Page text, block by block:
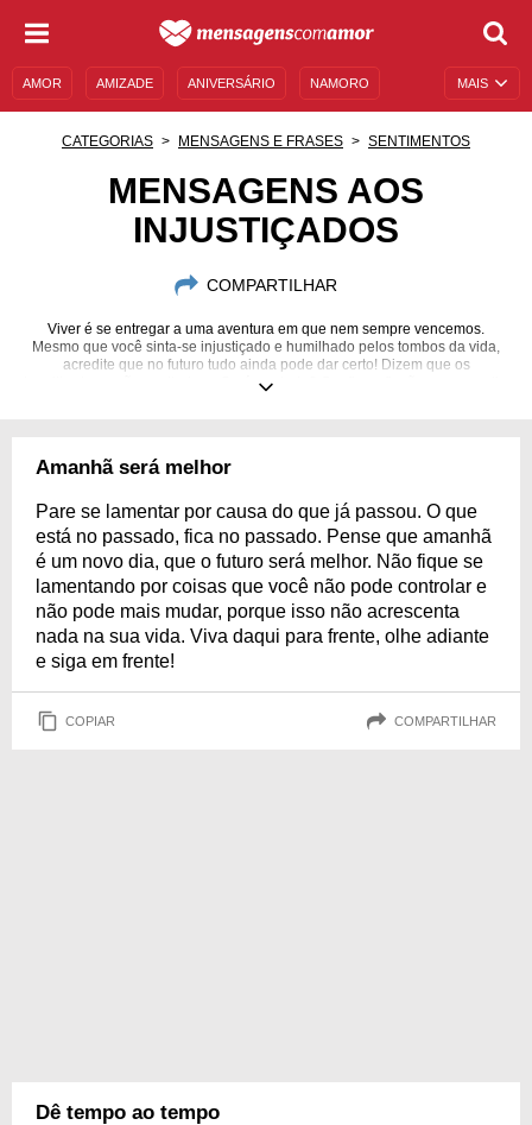
MAIS
AMOR AMIZADE ANIVERSÁRIO NAMORO
MENSAGENS E FRASES MENSAGENS DE ANIVERSÁRIO
CATEGORIAS MENSAGENS E FRASES SENTIMENTOS
MENSAGENS AOS
INJUSTIÇADOS
COMPARTILHAR
Viver é se entregar a uma aventura em que nem sempre vencemos.
Mesmo que você sinta-se injustiçado e humilhado pelos tombos da vida,
acredite que no futuro tudo ainda pode dar certo! Dizem que os
humilhados serão exaltados... Será verdade? Confira reflexões para sentir-
Amanhã será melhor
Pare se lamentar por causa do que já passou. O que
está no passado, fica no passado. Pense que amanhã
é um novo dia, que o futuro será melhor. Não fique se
lamentando por coisas que você não pode controlar e
não pode mais mudar, porque isso não acrescenta
nada na sua vida. Viva daqui para frente, olhe adiante
e siga em frente!
COPIAR COMPARTILHAR
Dê tempo ao tempo